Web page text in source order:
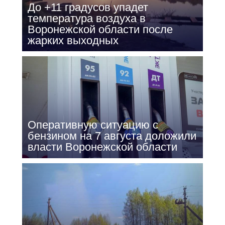
До +11 градусов упадет
температура воздуха в
Воронежской области после
жарких выходных
Оперативную ситуацию с
бензином на 7 августа доложили
власти Воронежской области